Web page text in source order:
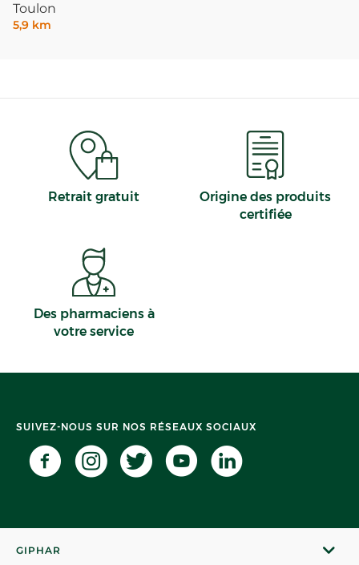
Toulon
5,9 km
Retrait gratuit
Origine des produits
certifiée
Des pharmaciens à
votre service
SUIVEZ-NOUS SUR NOS RÉSEAUX SOCIAUX
GIPHAR